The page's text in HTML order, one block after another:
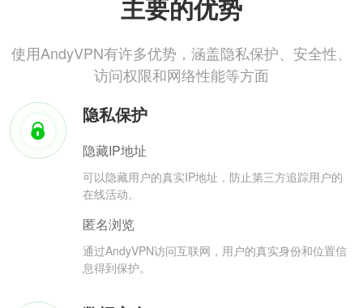
主要的优势
使用AndyVPN有许多优势，涵盖隐私保护、安全性、
访问权限和网络性能等方面
隐私保护
隐藏IP地址
可以隐藏用户的真实IP地址，防止第三方追踪用户的
在线活动。
匿名浏览
通过AndyVPN访问互联网，用户的真实身份和位置信
息得到保护。